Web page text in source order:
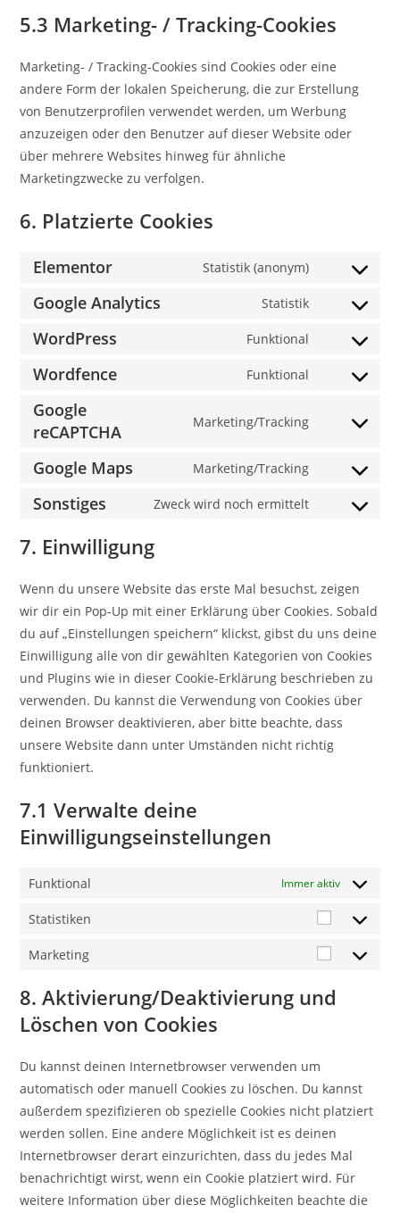
5.3 Marketing- / Tracking-Cookies
Marketing- / Tracking-Cookies sind Cookies oder eine
andere Form der lokalen Speicherung, die zur Erstellung
von Benutzerprofilen verwendet werden, um Werbung
anzuzeigen oder den Benutzer auf dieser Website oder
über mehrere Websites hinweg für ähnliche
Marketingzwecke zu verfolgen.
6. Platzierte Cookies
Elementor Statistik (anonym)
Google Analytics Statistik
WordPress Funktional
Wordfence Funktional
Google
reCAPTCHA
Marketing/Tracking
Google Maps Marketing/Tracking
Sonstiges Zweck wird noch ermittelt
7. Einwilligung
Wenn du unsere Website das erste Mal besuchst, zeigen
wir dir ein Pop-Up mit einer Erklärung über Cookies. Sobald
du auf „Einstellungen speichern“ klickst, gibst du uns deine
Einwilligung alle von dir gewählten Kategorien von Cookies
und Plugins wie in dieser Cookie-Erklärung beschrieben zu
verwenden. Du kannst die Verwendung von Cookies über
deinen Browser deaktivieren, aber bitte beachte, dass
unsere Website dann unter Umständen nicht richtig
funktioniert.
7.1 Verwalte deine
Einwilligungseinstellungen
Funktional Immer aktiv
Statistiken
Marketing
8. Aktivierung/Deaktivierung und
Löschen von Cookies
Du kannst deinen Internetbrowser verwenden um
automatisch oder manuell Cookies zu löschen. Du kannst
außerdem spezifizieren ob spezielle Cookies nicht platziert
werden sollen. Eine andere Möglichkeit ist es deinen
Internetbrowser derart einzurichten, dass du jedes Mal
benachrichtigt wirst, wenn ein Cookie platziert wird. Für
weitere Information über diese Möglichkeiten beachte die